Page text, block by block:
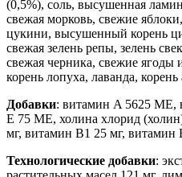
(0,5%), соль, высушенная
свежая морковь, свежие
цукини, высушенный корень
свежая зелень репы, зелень
свежая черника, свежие ягоды
корень лопуха, лаванда,
Добавки: витамин A 5625 МЕ,
E 75 МЕ, холина хлорид
мг, витамин B1 25 мг, витамин
Технологические добавки: